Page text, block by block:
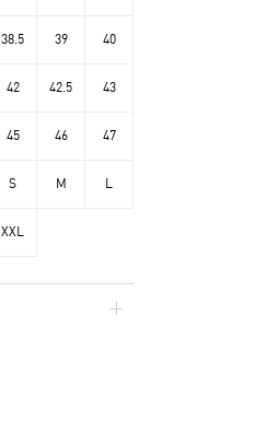
38.5 39 40
42 42.5 43
45 46 47
S M L
XXL